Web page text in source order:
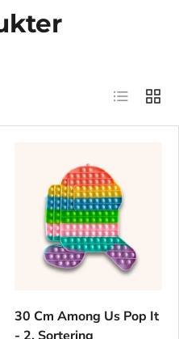
Visa som
30 Cm Among Us Pop It